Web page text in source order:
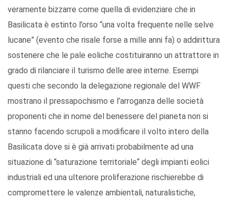
veramente bizzarre come quella di evidenziare che in
Basilicata è estinto l’orso “una volta frequente nelle selve
lucane” (evento che risale forse a mille anni fa) o addirittura
sostenere che le pale eoliche costituiranno un attrattore in
grado di rilanciare il turismo delle aree interne. Esempi
questi che secondo la delegazione regionale del WWF
mostrano il pressapochismo e l’arroganza delle società
proponenti che in nome del benessere del pianeta non si
stanno facendo scrupoli a modificare il volto intero della
Basilicata dove si è già arrivati probabilmente ad una
situazione di “saturazione territoriale“ degli impianti eolici
industriali ed una ulteriore proliferazione rischierebbe di
compromettere le valenze ambientali, naturalistiche,